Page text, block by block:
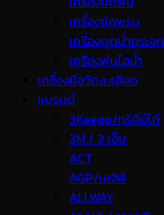
เครื่องซักพรม
เครื่องดูดน้ำกระจก
เครื่องพ่นไอน้ำ
เครื่องมือวัดละเอียด
แบรนด์
3Keego/ทรีคีย์โก้
3M / 3 เอ็ม
ACT
AGP/เอจีพี
ALLWAY